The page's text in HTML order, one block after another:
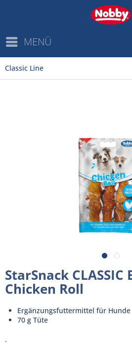
MENÜ
Classic Line
StarSnack CLASSIC
Chicken Roll
Ergänzungsfuttermittel für Hunde
70 g Tüte
.